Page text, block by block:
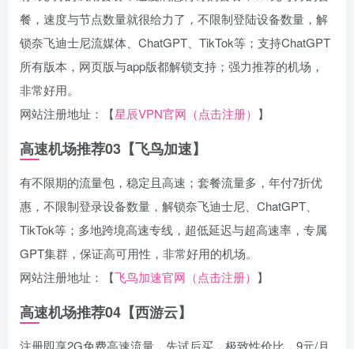
餐，速度与节点数量就很给力了，不限制登陆设备数量，解
锁奈飞迪士尼流媒体、ChatGPT、TikTok等；支持ChatGPT
所有版本，网页版与app版都解锁支持；强力推荐的机场，
非常好用。
网站注册地址：【星辰VPN官网（点击注册） 】
高速机场推荐03【飞鸟加速】
有不限期的流量包，稳定且高速；套餐流量多，年付7折优
惠，不限制登录设备数量，解锁奈飞迪士尼、ChatGPT、
TikTok等；多地跨境高速专线，超低延迟与超高速率，专属
GPT集群，保证高可用性，非常好用的机场。
网站注册地址：【飞鸟加速官网（点击注册） 】
高速机场推荐04【西游云】